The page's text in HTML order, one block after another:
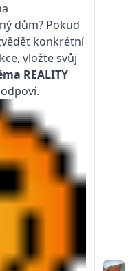
dům? Pokud
konkrétní
vložte svůj
REALITY